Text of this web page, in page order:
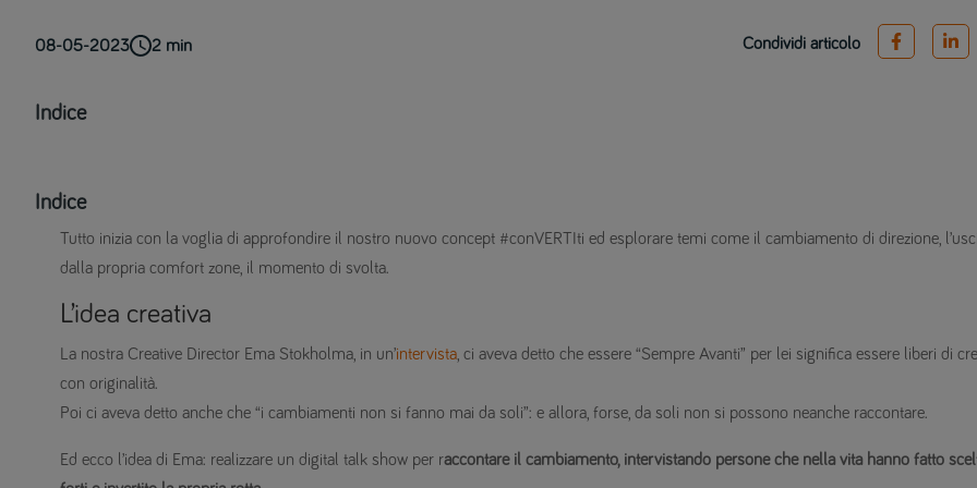
08-05-2023 2 min Condividi articolo
Indice
Indice
Tutto inizia con la voglia di approfondire il nostro nuovo concept #conVERTIti ed esplorare temi come il cambiamento di direzione,
dalla propria comfort zone, il momento di svolta.
L’idea creativa
La nostra Creative Director Ema Stokholma, in un’intervista, ci aveva detto che essere “Sempre Avanti” per lei significa essere liberi di
con originalità.
Poi ci aveva detto anche che “i cambiamenti non si fanno mai da soli”: e allora, forse, da soli non si possono neanche raccontare.
Ed ecco l’idea di Ema: realizzare un digital talk show per raccontare il cambiamento, intervistando persone che nella vita hanno fatto